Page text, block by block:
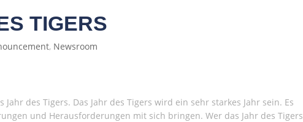
TIGERS
, Newsroom
Jahr des Tigers. Das Jahr des Tigers wird ein sehr starkes Jahr sein. Es
und Herausforderungen mit sich bringen. Wer das Jahr des Tigers